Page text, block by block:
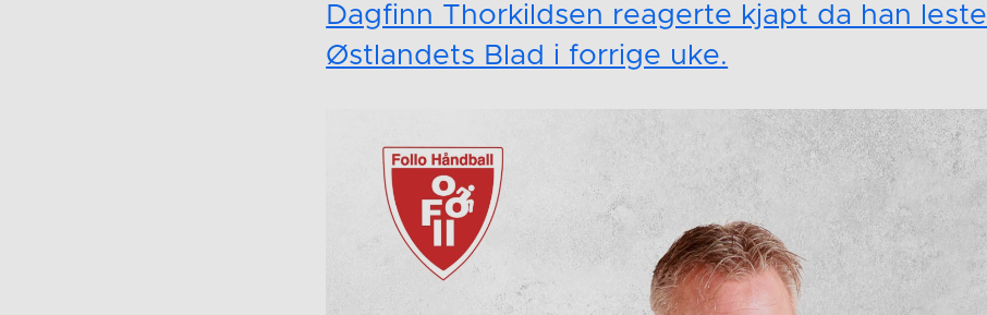
Dagfinn Thorkildsen reagerte kjapt da han leste
Østlandets Blad i forrige uke.